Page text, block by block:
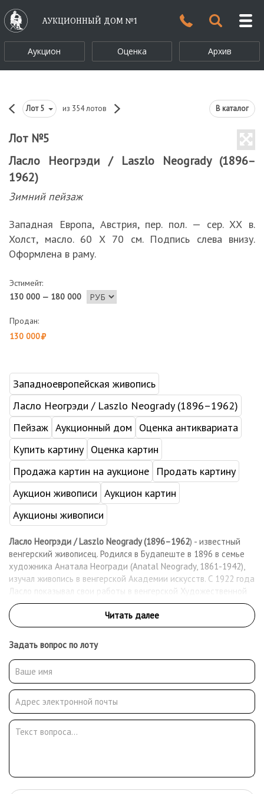
АУКЦИОННЫЙ ДОМ №1
Аукцион Оценка Архив
Лот5 из 354 лотов В каталог
Лот №5
Ласло Неогрэди / Laszlo Neogrady (1896–
1962)
Зимний пейзаж
Западная Европа, Австрия, пер. пол. — сер. ХХ в.
Холст, масло. 60 Х 70 см. Подпись слева внизу.
Оформлена в раму.
Эстимейт:
130 000 — 180 000
Продан:
130 000
Западноевропейская живопись
Ласло Неогрэди / Laszlo Neogrady (1896–1962)
Пейзаж Аукционный дом
Оценка антиквариата
Купить картину Оценка картин
Продажа картин на аукционе
Продать картину
Аукцион живописи Аукцион картин
Аукционы живописи
Ласло Неогрэди / Laszlo Neogrady (1896–1962) - известный
венгерский живописец. Родился в Будапеште в 1896 в семье
художника Анатала Неогради (Anatal Neogrady, 1861-1942),
изучал живопись в венгерской Академии искусств. С 1922 года
Ласло показывал свои работы в венгерской Художественной
галерее. Он специализировался на пейзажах, многие из
которых изображали заснеженный лес на закате.
Задать вопрос по лоту